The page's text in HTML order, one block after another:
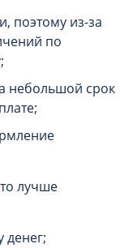
поэтому из-за
по
небольшой срок
лучше